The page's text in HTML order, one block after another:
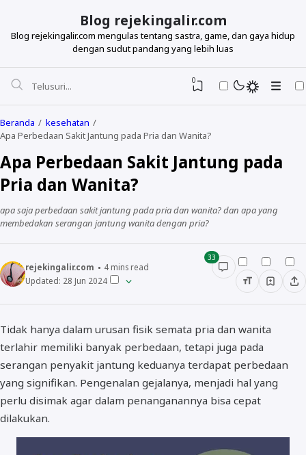
Blog rejekingalir.com
Blog rejekingalir.com mengulas tentang sastra, game, dan gaya hidup
dengan sudut pandang yang lebih luas
0
Beranda
kesehatan
Apa Perbedaan Sakit Jantung pada Pria dan Wanita?
Apa Perbedaan Sakit Jantung pada
Pria dan Wanita?
apa saja perbedaan sakit jantung pada pria dan wanita? dan apa yang
membedakan serangan jantung wanita dengan pria?
rejekingalir.com 4mins read
Updated: 28 Jun 2024
33
Tidak hanya dalam urusan fisik semata pria dan wanita
terlahir memiliki banyak perbedaan, tetapi juga pada
serangan penyakit jantung keduanya terdapat perbedaan
yang signifikan. Pengenalan gejalanya, menjadi hal yang
perlu disimak agar dalam penanganannya bisa cepat
dilakukan.